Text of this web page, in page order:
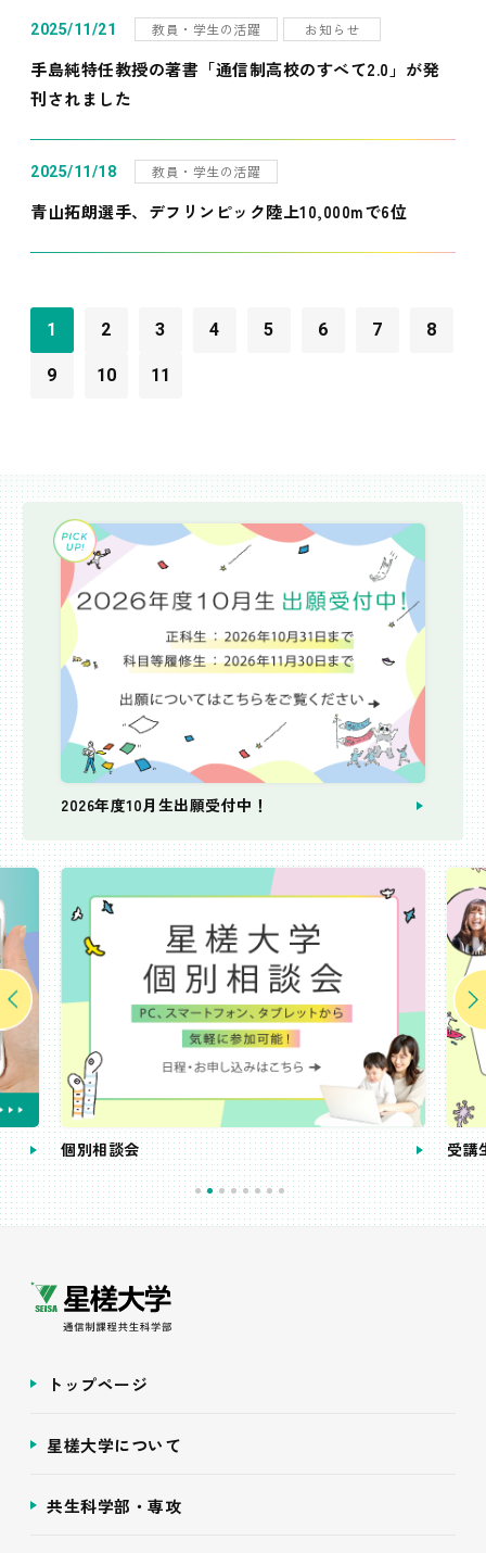
2025/11/21 教員・学生の活躍 お知らせ
手島純特任教授の著書「通信制高校のすべて2.0」が発
刊されました
2025/11/18 教員・学生の活躍
青山拓朗選手、デフリンピック陸上10,000mで6位
1 2 3 4 5 6 7 8
9 10 11
2026年度10月生出願受付中！
個別相談会 受講
トップページ
星槎大学について
共生科学部・専攻